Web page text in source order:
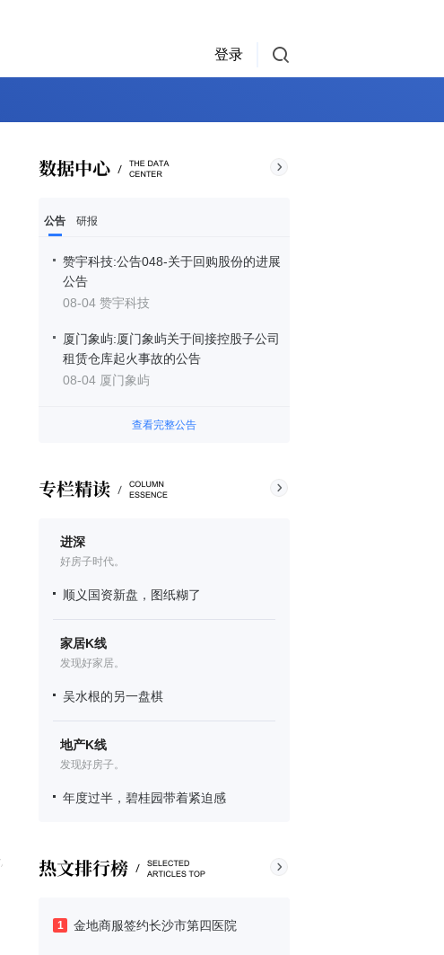
登录
公告 研报
赞宇科技:公告048-关于回购股份的进展
公告
08-04 赞宇科技
厦门象屿:厦门象屿关于间接控股子公司
租赁仓库起火事故的公告
08-04 厦门象屿
查看完整公告
进深
好房子时代。
顺义国资新盘，图纸糊了
家居K线
发现好家居。
吴水根的另一盘棋
地产K线
发现好房子。
年度过半，碧桂园带着紧迫感
1 金地商服签约长沙市第四医院